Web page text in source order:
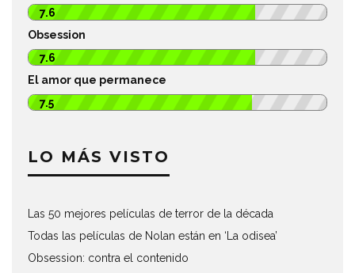
7.6
Obsession
7.6
El amor que permanece
7.5
LO MÁS VISTO
Las 50 mejores películas de terror de la década
Todas las películas de Nolan están en ‘La odisea’
Obsession: contra el contenido